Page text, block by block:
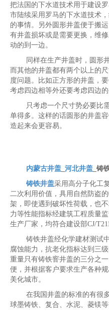
把法国的下水道技术用于建设
市陆续采用罗马的下水道技术
的事情。另外圆形井盖便于搬
有井盖损坏或是需要更换，维
动的到一边。
同样在生产井盖时，圆形
而其他的井盖都有两个以上的
度问题。比如正方形的井盖，
考虑四边相等外还要考虑四边的
只考虑一个尺寸势必要比
单得多。这样的话圆形的井盖
造起来会更容易。
内蒙古井盖_ 河北井盖_铸
铸铁井盖采用高分子化工
二次利用价值，具用自然防盗
架，即使遇到破坏性荷载，也
力等性能指标经建筑工程质量
生产厂家，均符合建设部CJ/
铸铁井盖经化学建材测试
腐蚀能力，抗老化指标达到三
重量只有铸铁窨井盖的三分之
便，并根据客户要求生产各种
美化城市。
在我国井盖的标准的有很
球墨铸铁、复合、水泥、菱镁